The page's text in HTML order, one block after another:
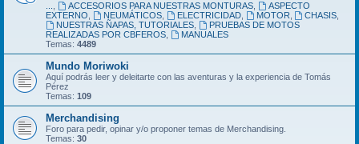
ACCESORIOS PARA NUESTRAS MONTURAS,
ASPECTO
EXTERNO
NEUMÁTICOS, ELECTRICIDAD, MOTOR CHASIS
NUESTRAS ÑAPAS, TUTORIALES,
PRUEBAS DE MOTOS
REALIZADAS POR CBFEROS
MANUALES
Temas: 4489
Mundo Moriwoki
Aquí podrás leer y deleitarte con las aventuras y la experiencia de Tomás
Pérez
Temas: 109
Merchandising
Foro para pedir, opinar y/o proponer temas de Merchandising.
Temas: 30